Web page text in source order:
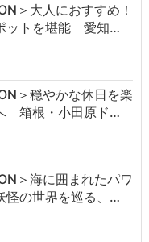
＞大人におすすめ！
ットを堪能 愛知…
＞穏やかな休日を楽
箱根・小田原ド…
＞海に囲まれたパワ
怪の世界を巡る、…